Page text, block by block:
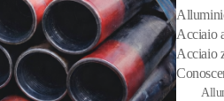
Acciaio
Acciaio